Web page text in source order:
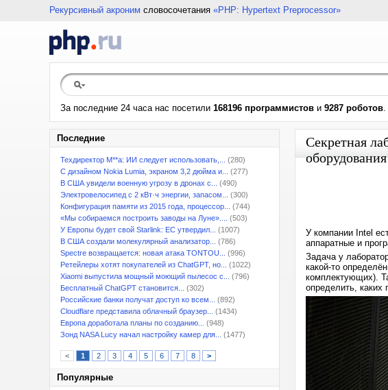
Рекурсивный акроним словосочетания «PHP: Hypertext Preprocessor»
За последние 24 часа нас посетили 168196 программистов и 9287 роботов.
Последние
Техдиректор M**a: ИИ следует использовать,...
(280)
С дизайном Nokia Lumia, экраном 3,2 дюйма и...
(277)
В США увидели военную угрозу в дронах с...
(490)
Электровелосипед с 2 кВт·ч энергии, запасом...
(300)
Конфигурация памяти из 2015 года, процессор...
(744)
«Мы собираемся построить заводы на Луне»....
(503)
У Европы будет свой Starlink: ЕС утвердил...
(1007)
В США создали молекулярный анализатор...
(786)
Spectre возвращается: новая атака TONTOU...
(996)
Ретейлеры хотят покупателей из ChatGPT, но...
(1022)
Xiaomi выпустила мощный моющий пылесос с...
(796)
Бесплатный ChatGPT становится...
(302)
Российские банки получат доступ ко всем...
(892)
Cloudflare представила облачный браузер...
(1434)
Европа доработала планы по созданию...
(948)
Зонд NASA Lucy начал настройку камер для...
(1477)
< 1 2 3 4 5 6 7 8 >
Популярные
Секретная
оборудования
У компании Intel
аппаратные и
Задача у
какой-то
комплектующих).
определить, каких